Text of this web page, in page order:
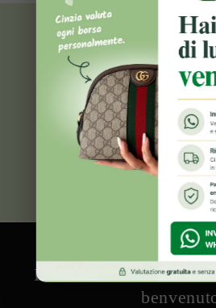
Vendi le tue borse di
utilizzi
Contattaci per richiedere
gratuita e
Contattaci
Iscriviti alla newsletter